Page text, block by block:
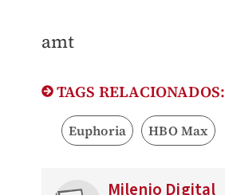
amt
TAGS RELACIONADOS:
Euphoria HBO Max
Milenio Digital